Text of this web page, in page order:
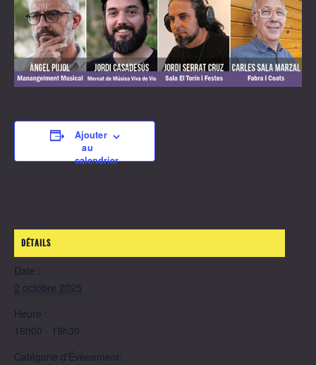
Ajouter
au
calendrier
DÉTAILS
Date :
2 octobre 2025
Heure :
16h00 - 19h30
Catégorie d’Évènement: